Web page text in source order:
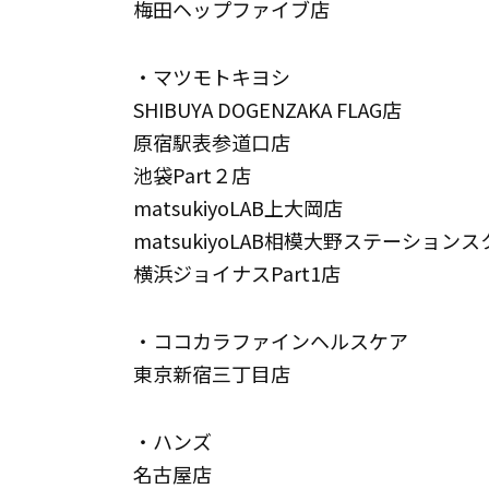
梅田ヘップファイブ店
・マツモトキヨシ
SHIBUYA DOGENZAKA FLAG店
原宿駅表参道口店
池袋Part２店
matsukiyoLAB上大岡店
matsukiyoLAB相模大野ステーションス
横浜ジョイナスPart1店
・ココカラファインヘルスケア
東京新宿三丁目店
・ハンズ
名古屋店